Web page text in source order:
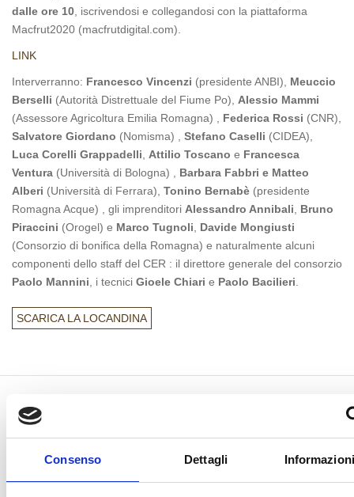
Consenso Dettagli
dalle ore 10 , iscrivendosi e collegandosi con la piattaforma
Macfrut2020 (macfrutdigital.com).
LINK
Interverranno: Francesco Vincenzi (presidente ANBI), Meuccio
Berselli (Autorità Distrettuale del Fiume Po), Alessio Mammi
(Assessore Agricoltura Emilia Romagna) , Federica Rossi (CNR),
Salvatore Giordano (Nomisma) , Stefano Caselli (CIDEA),
Luca Corelli Grappadelli
Attilio Toscano e Francesca
Ventura (Università di Bologna) , Barbara Fabbri e Matteo
Alberi (Università di Ferrara), Tonino Bernabè (presidente
Romagna Acque) , gli imprenditori Alessandro Annibali
Bruno
Piraccini (Orogel) e Marco Tugnoli
Davide Mongiusti
(Consorzio di bonifica della Romagna) e naturalmente alcuni
componenti dello staff del CER : il direttore generale del consorzio
Paolo Mannini , i tecnici Gioele Chiari e Paolo Bacilieri
SCARICA LA LOCANDINA